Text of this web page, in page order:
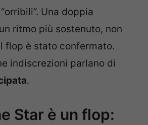
Una doppia
ritmo più sostenuto, non
flop è stato confermato.
indiscrezioni parlano di
.
Star è un flop: